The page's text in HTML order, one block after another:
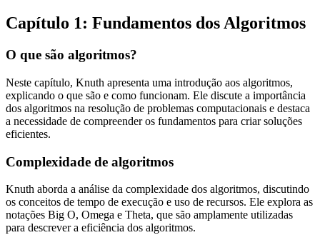
Capítulo 1: Fundamentos dos Algoritmos
O que são algoritmos?
Neste capítulo, Knuth apresenta uma introdução aos algoritmos,
explicando o que são e como funcionam. Ele discute a importância
dos algoritmos na resolução de problemas computacionais e destaca
a necessidade de compreender os fundamentos para criar soluções
eficientes.
Complexidade de algoritmos
Knuth aborda a análise da complexidade dos algoritmos, discutindo
os conceitos de tempo de execução e uso de recursos. Ele explora as
notações Big O, Omega e Theta, que são amplamente utilizadas
para descrever a eficiência dos algoritmos.